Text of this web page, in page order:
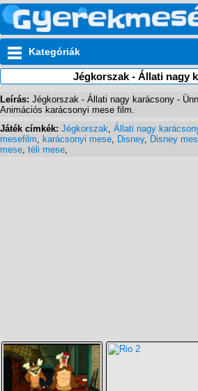
Kategóriák
Jégkorszak - Állati nagy
Leírás: Jégkorszak - Állati nagy karácsony -
Animációs karácsonyi mese film.
Játék címkék: Jégkorszak, Állati nagy
mesefilm, karácsonyi mese, Disney, Disney
mese, téli mese,